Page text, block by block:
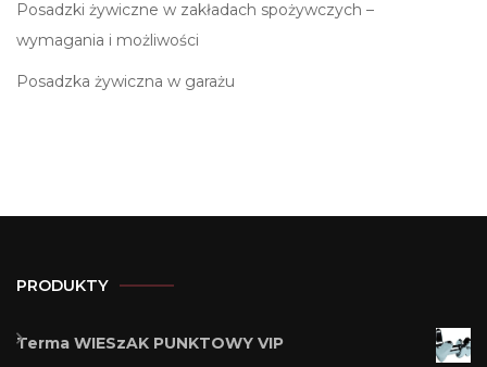
Posadzki żywiczne w zakładach spożywczych –
wymagania i możliwości
Posadzka żywiczna w garażu
PRODUKTY
Terma WIESzAK PUNKTOWY VIP